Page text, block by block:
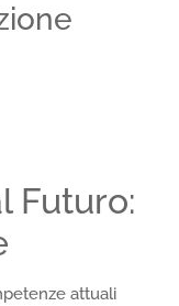
Futuro:
attuali